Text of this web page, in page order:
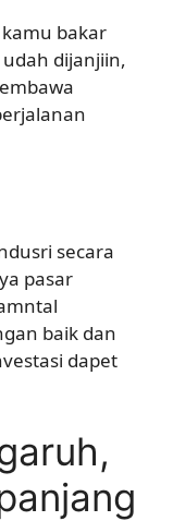
bakar
dijanjiin,
secara
pasar
baik dan
dapet